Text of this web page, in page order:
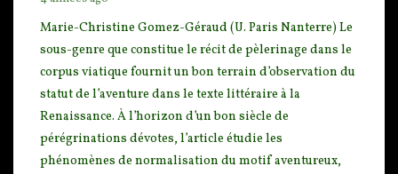
Marie-Christine Gomez-Géraud (U. Paris Nanterre) Le
sous-genre que constitue le récit de pèlerinage dans le
corpus viatique fournit un bon terrain d’observation du
statut de l’aventure dans le texte littéraire à la
Renaissance. À l’horizon d’un bon siècle de
pérégrinations dévotes, l’article étudie les
phénomènes de normalisation du motif aventureux,